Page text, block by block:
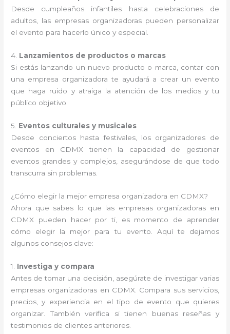
Desde cumpleaños infantiles hasta celebraciones de
adultos, las empresas organizadoras pueden personalizar
el evento para hacerlo único y especial.
4. Lanzamientos de productos o marcas
Si estás lanzando un nuevo producto o marca, contar con
una empresa organizadora te ayudará a crear un evento
que haga ruido y atraiga la atención de los medios y tu
público objetivo.
5. Eventos culturales y musicales
Desde conciertos hasta festivales, los organizadores de
eventos en CDMX tienen la capacidad de gestionar
eventos grandes y complejos, asegurándose de que todo
transcurra sin problemas.
¿Cómo elegir la mejor empresa organizadora en CDMX?
Ahora que sabes lo que las empresas organizadoras en
CDMX pueden hacer por ti, es momento de aprender
cómo elegir la mejor para tu evento. Aquí te dejamos
algunos consejos clave:
1. Investiga y compara
Antes de tomar una decisión, asegúrate de investigar varias
empresas organizadoras en CDMX. Compara sus servicios,
precios, y experiencia en el tipo de evento que quieres
organizar. También verifica si tienen buenas reseñas y
testimonios de clientes anteriores.